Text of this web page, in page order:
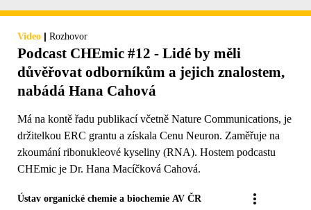
Video | Rozhovor
Podcast CHEmic #12 - Lidé by měli
důvěřovat odborníkům a jejich znalostem,
nabádá Hana Cahová
Má na kontě řadu publikací včetně Nature Communications, je
držitelkou ERC grantu a získala Cenu Neuron. Zaměřuje na
zkoumání ribonukleové kyseliny (RNA). Hostem podcastu
CHEmic je Dr. Hana Macíčková Cahová.
Ústav organické chemie a biochemie AV ČR